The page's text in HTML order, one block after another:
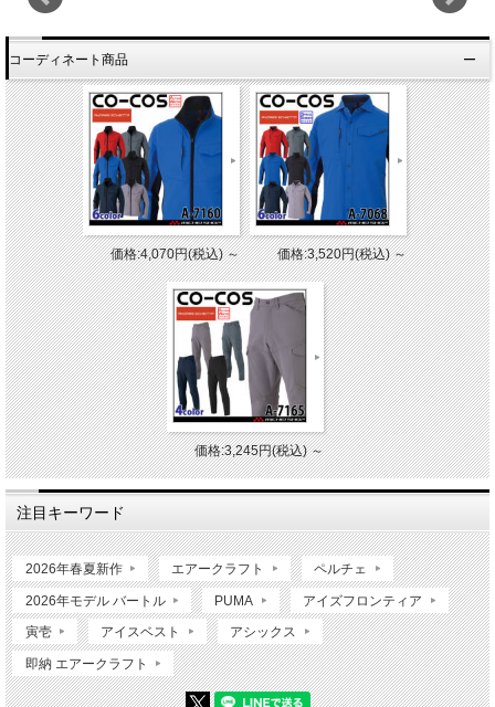
コーディネート商品
価格:4,070円(税込)～ 価格:3,520円(税込)～
価格:3,245円(税込)～
注目キーワード
2026年春夏新作 エアークラフト ペルチェ
2026年モデル バートル PUMA アイズフロンティア
寅壱 アイスベスト アシックス
即納 エアークラフト